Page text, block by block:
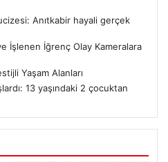
Anıtkabir hayali gerçek
İşlenen İğrenç Olay Kameralara
Yaşam Alanları
13 yaşındaki 2 çocuktan